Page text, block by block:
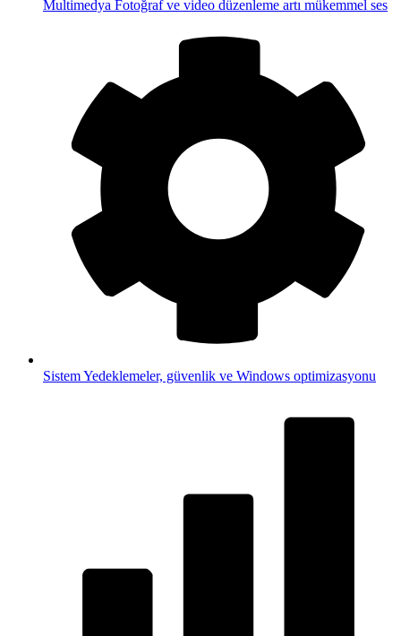
Multimedya Fotoğraf ve video düzenleme artı mükemmel ses
SistemYedeklemeler, güvenlik ve Windows optimizasyonu